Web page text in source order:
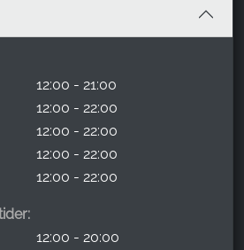
12:00 - 21:00
12:00 - 22:00
12:00 - 22:00
12:00 - 22:00
12:00 - 22:00
12:00 - 20:00